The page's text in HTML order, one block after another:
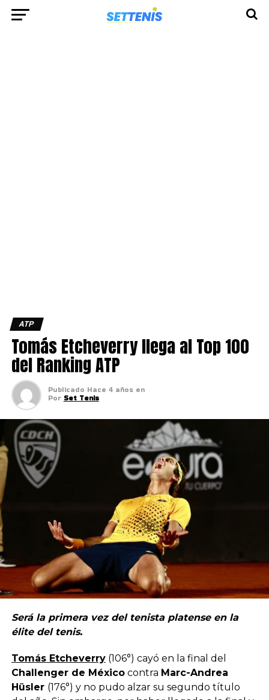
ATP
Tomás Etcheverry llega al Top 100
del Ranking ATP
Publicado Hace 4 años en
Por Set Tenis
Será la primera vez del tenista platense en la
élite del tenis.
Tomás Etcheverry(106°) cayó en la final del
Challenger de Méxicocontra Marc-Andrea
Hüsler (176°) y no pudo alzar su segundo título